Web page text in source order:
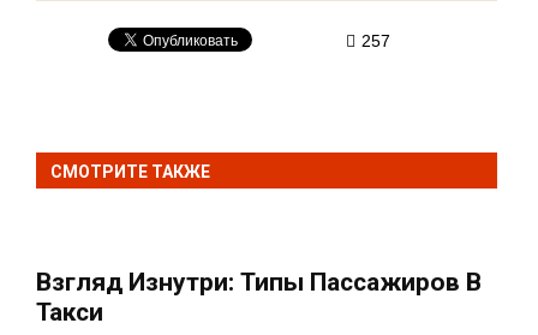
257
СМОТРИТЕ ТАКЖЕ
Взгляд Изнутри: Типы Пассажиров В
Такси